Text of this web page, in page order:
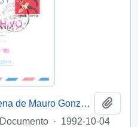
[Solicita conmutar la condena de Mauro González Quispe, René Larico Aguilar y Lisbert Fausto Mamani Morales]
Documento · 1992-10-04